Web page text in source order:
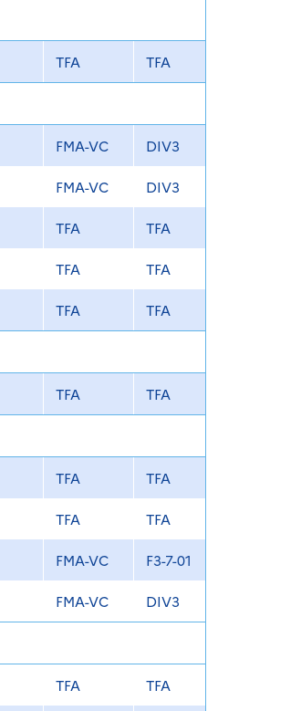
TFA TFA
FMA-VC DIV3
FMA-VC DIV3
TFA TFA
TFA TFA
TFA TFA
TFA TFA
TFA TFA
TFA TFA
FMA-VC F3-7-01
FMA-VC DIV3
TFA TFA